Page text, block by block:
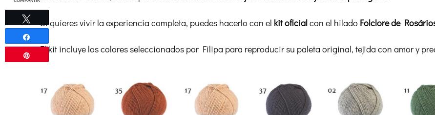
Si quieres vivir la experiencia completa, puedes hacerlo con el kit oficialcon el hilado Folclore de
El kit incluye los colores seleccionados por Filipa para reproducir su paleta original, tejida con amor y